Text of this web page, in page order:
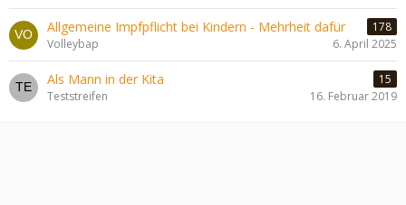
Allgemeine Impfpflicht bei Kindern - Mehrheit dafür
178
Volleybap
6. April 2025
Als Mann in der Kita
15
Teststreifen
16. Februar 2019